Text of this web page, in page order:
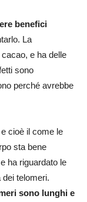
benefici
La
e ha delle
sono
perché avrebbe
cioè il come le
sta bene
ha riguardato le
telomeri.
sono lunghi e